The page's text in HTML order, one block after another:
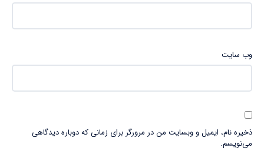
وب‌ سایت
ذخیره نام، ایمیل و وبسایت من در مرورگر برای زمانی که دوباره دیدگاهی
می‌نویسم.